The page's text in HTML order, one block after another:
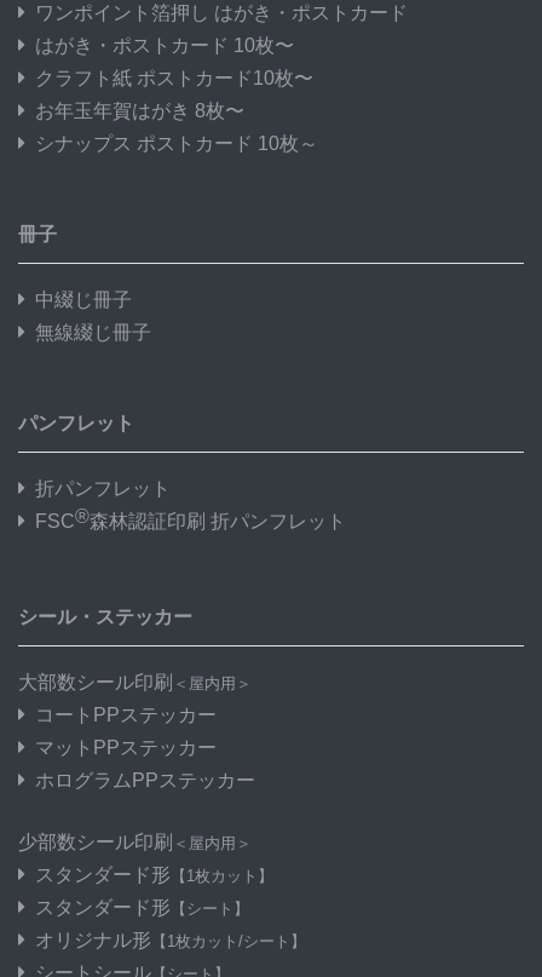
ワンポイント箔押し はがき・ポストカード
はがき・ポストカード 10枚〜
クラフト紙 ポストカード10枚〜
お年玉年賀はがき 8枚〜
シナップス ポストカード 10枚～
冊子
中綴じ冊子
無線綴じ冊子
パンフレット
折パンフレット
FSC®森林認証印刷 折パンフレット
シール・ステッカー
大部数シール印刷 ＜屋内用＞
コートPPステッカー
マットPPステッカー
ホログラムPPステッカー
少部数シール印刷 ＜屋内用＞
スタンダード形 【1枚カット】
スタンダード形 【シート】
オリジナル形 【1枚カット/シート】
シートシール